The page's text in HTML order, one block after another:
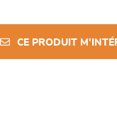
CE PRODUIT